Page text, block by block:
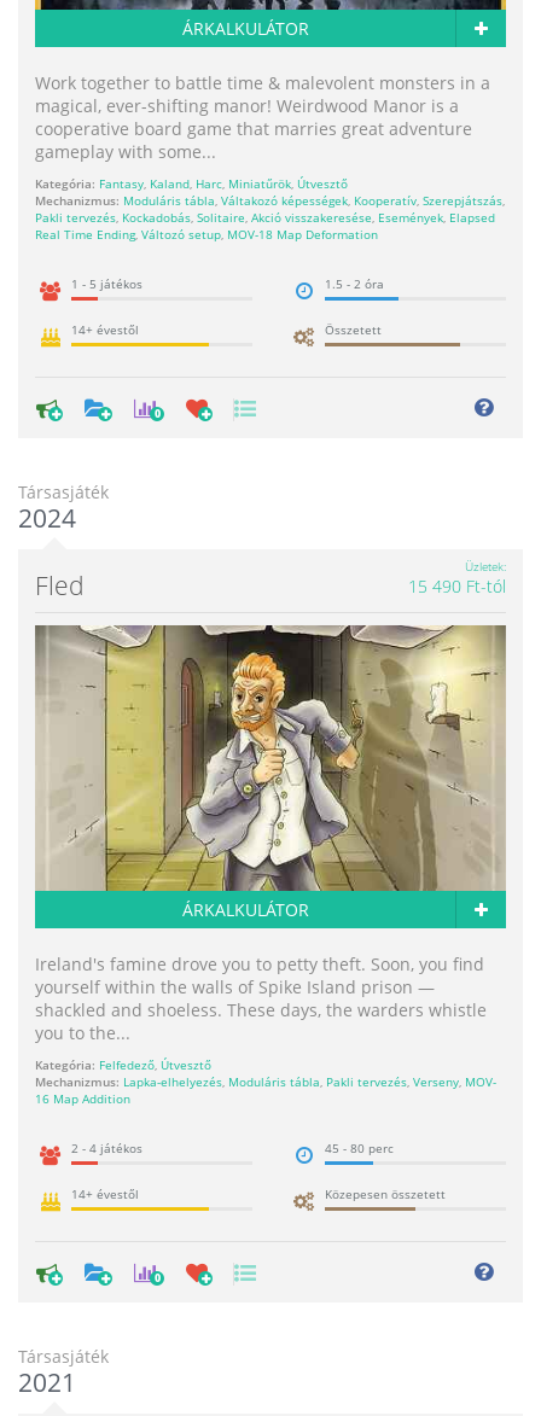
ÁRKALKULÁTOR
Work together to battle time & malevolent monsters in a
magical, ever-shifting manor! Weirdwood Manor is a
cooperative board game that marries great adventure
gameplay with some...
Kategória: Fantasy, Kaland, Harc, Miniatűrök, Útvesztő
Mechanizmus: Moduláris tábla, Váltakozó képességek, Kooperatív, Szerepjátszás,
Pakli tervezés, Kockadobás, Solitaire, Akció visszakeresése, Események, Elapsed
Real Time Ending, Változó setup, MOV-18 Map Deformation
1 - 5 játékos 1.5 - 2 óra
14+ évestől Összetett
0
Társasjáték
2024
Fled
Üzletek
15 490 Ft-tól
ÁRKALKULÁTOR
Ireland's famine drove you to petty theft. Soon, you find
yourself within the walls of Spike Island prison —
shackled and shoeless. These days, the warders whistle
you to the...
Kategória: Felfedező, Útvesztő
Mechanizmus: Lapka-elhelyezés, Moduláris tábla, Pakli tervezés, Verseny, MOV-
16 Map Addition
2 - 4 játékos 45 - 80 perc
14+ évestől Közepesen összetett
0
Társasjáték
2021